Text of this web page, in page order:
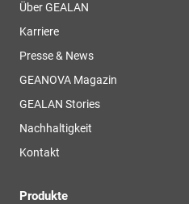
Über GEALAN
Karriere
Presse & News
GEANOVA Magazin
GEALAN Stories
Nachhaltigkeit
Kontakt
Produkte